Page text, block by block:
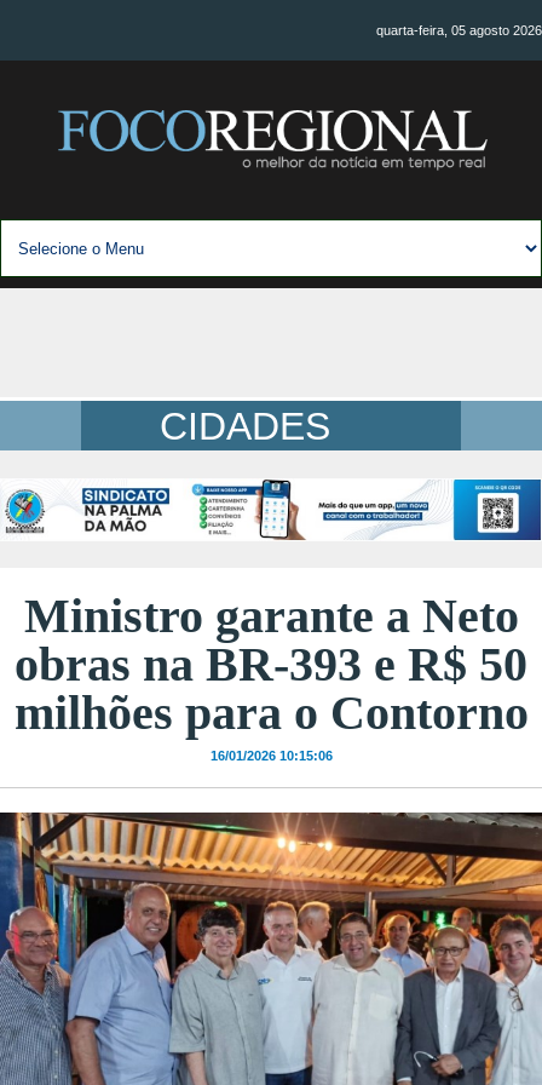
quarta-feira, 05 agosto 2026
CIDADES
Ministro garante a Neto
obras na BR-393 e R$ 50
milhões para o Contorno
16/01/2026 10:15:06